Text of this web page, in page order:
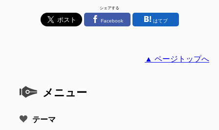
シェアする
Facebook はてブ
▲ ページトップへ
メニュー
テーマ